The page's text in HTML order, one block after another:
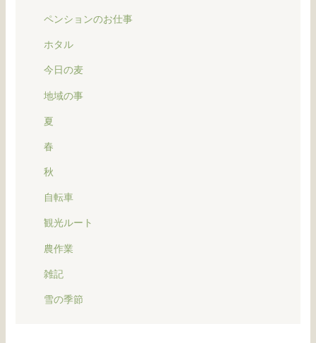
ペンションのお仕事
ホタル
今日の麦
地域の事
夏
春
秋
自転車
観光ルート
農作業
雑記
雪の季節